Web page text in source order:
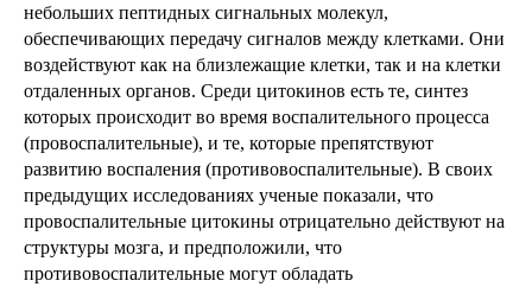
небольших пептидных сигнальных молекул,
обеспечивающих передачу сигналов между клетками. Они
воздействуют как на близлежащие клетки, так и на клетки
отдаленных органов. Среди цитокинов есть те, синтез
которых происходит во время воспалительного процесса
(провоспалительные), и те, которые препятствуют
развитию воспаления (противовоспалительные). В своих
предыдущих исследованиях ученые показали, что
провоспалительные цитокины отрицательно действуют на
структуры мозга, и предположили, что
противовоспалительные могут обладать